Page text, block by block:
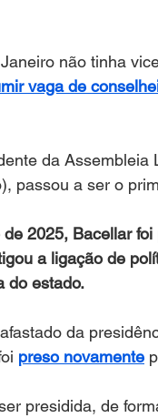
não tinha
vaga de
da
passou a ser o
2025, Bacellar
a ligação de
do estado.
da
preso novamente
presidida, de